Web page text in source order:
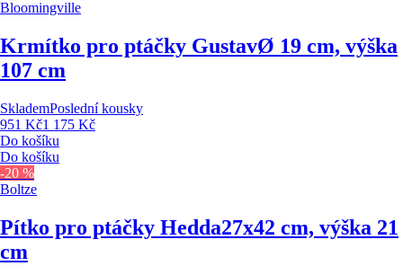
Bloomingville
Krmítko pro ptáčky GustavØ 19 cm, výška
107 cm
SklademPoslední kousky
951 Kč1 175 Kč
Do košíku
Do košíku
-20 %
Boltze
Pítko pro ptáčky Hedda27x42 cm, výška 21
cm